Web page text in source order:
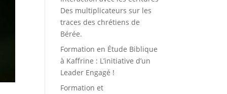
Des multiplicateurs sur les
traces des chrétiens de
Bérée.
Formation en Étude Biblique
à Kaffrine : L’initiative d’un
Leader Engagé !
Formation et